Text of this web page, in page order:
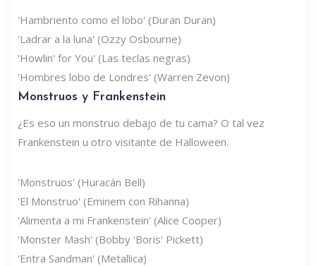
'Hambriento como el lobo' (Duran Duran)
'Ladrar a la luna' (Ozzy Osbourne)
'Howlin' for You' (Las teclas negras)
'Hombres lobo de Londres' (Warren Zevon)
Monstruos y Frankenstein
¿Es eso un monstruo debajo de tu cama? O tal vez
Frankenstein u otro visitante de Halloween.
'Monstruos' (Huracán Bell)
'El Monstruo' (Eminem con Rihanna)
'Alimenta a mi Frankenstein' (Alice Cooper)
'Monster Mash' (Bobby 'Boris' Pickett)
'Entra Sandman' (Metallica)